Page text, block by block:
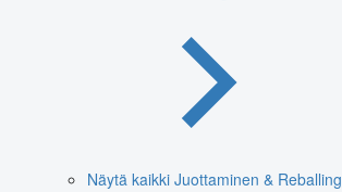
Näytä kaikki Juottaminen & Reballing